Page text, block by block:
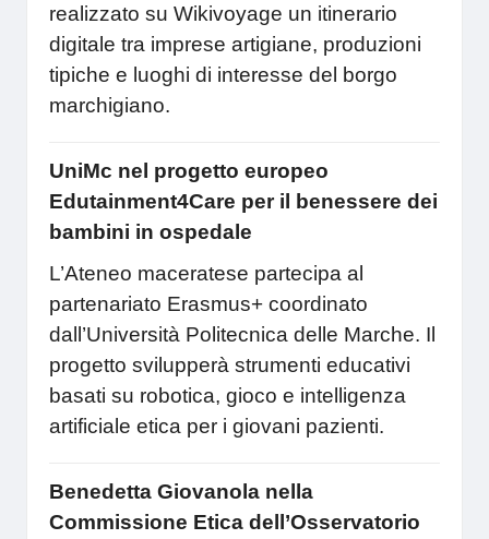
realizzato su Wikivoyage un itinerario
digitale tra imprese artigiane, produzioni
tipiche e luoghi di interesse del borgo
marchigiano.
UniMc nel progetto europeo
Edutainment4Care per il benessere dei
bambini in ospedale
L’Ateneo maceratese partecipa al
partenariato Erasmus+ coordinato
dall’Università Politecnica delle Marche. Il
progetto svilupperà strumenti educativi
basati su robotica, gioco e intelligenza
artificiale etica per i giovani pazienti.
Benedetta Giovanola nella
Commissione Etica dell’Osservatorio